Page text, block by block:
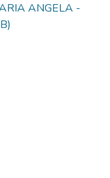
ANGELA -